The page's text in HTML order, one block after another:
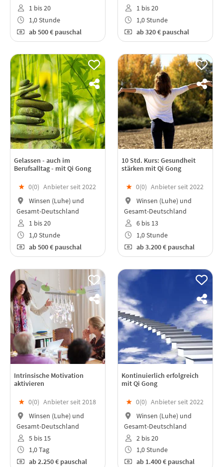
1 bis 20
1,0 Stunde
ab500 € pauschal
1 bis 20
1,0 Stunde
ab320 € pauschal
Gelassen - auch im
Berufsalltag - mit Qi Gong
★ 0(0) Anbieter seit 2022
Winsen (Luhe) und
Gesamt-Deutschland
1 bis 20
1,0 Stunde
ab500 € pauschal
10 Std. Kurs: Gesundheit
stärken mit Qi Gong
★ 0(0) Anbieter seit 2022
Winsen (Luhe) und
Gesamt-Deutschland
6 bis 13
1,0 Stunde
ab3.200 € pauschal
Intrinsische Motivation
aktivieren
★ 0(0) Anbieter seit 2018
Winsen (Luhe) und
Gesamt-Deutschland
5 bis 15
1,0 Tag
ab2.250 € pauschal
Kontinuierlich erfolgreich
mit Qi Gong
★ 0(0) Anbieter seit 2022
Winsen (Luhe) und
Gesamt-Deutschland
2 bis 20
1,0 Stunde
ab1.400 € pauschal